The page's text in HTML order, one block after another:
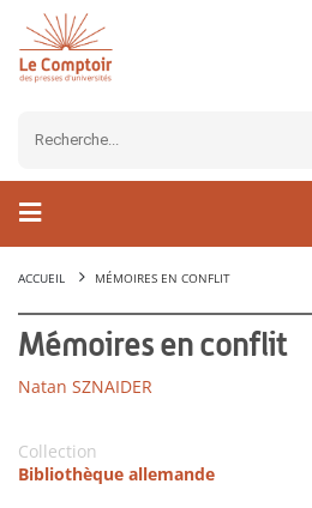
ACCUEIL MÉMOIRES EN CONFLIT
Mémoires en conflit
Natan SZNAIDER
Collection
Bibliothèque allemande